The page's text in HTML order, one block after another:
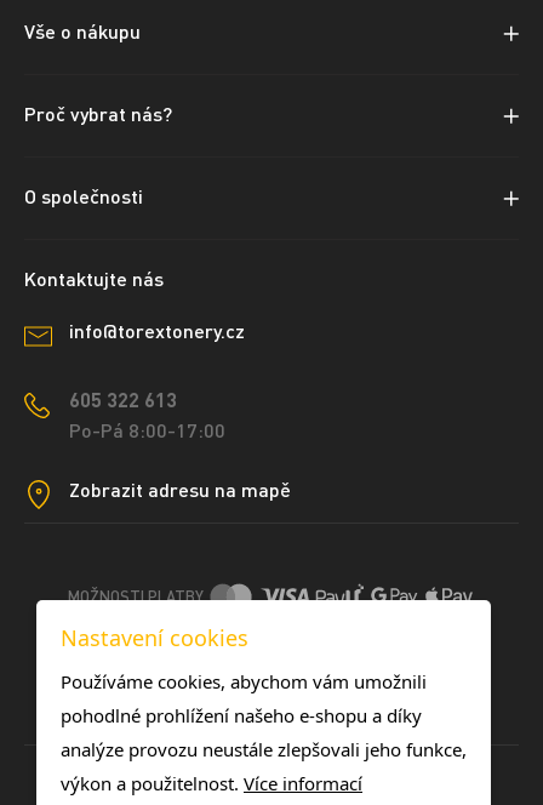
Vše o nákupu
Proč vybrat nás?
O společnosti
Kontaktujte nás
info@torextonery.cz
605 322 613
Po-Pá 8:00-17:00
Zobrazit adresu na mapě
MOŽNOSTI PLATBY
DOPRAVNÍ METODY
Nastavení cookies
Používáme cookies, abychom vám umožnili
pohodlné prohlížení našeho e-shopu a díky
analýze provozu neustále zlepšovali jeho funkce,
výkon a použitelnost. Více informací